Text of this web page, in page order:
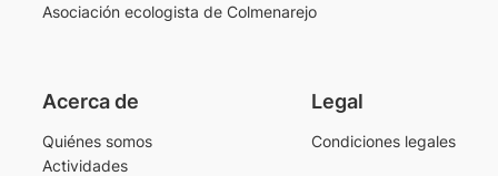
Asociación ecologista de Colmenarejo
Acerca de
Quiénes somos
Actividades
Legal
Condiciones legales